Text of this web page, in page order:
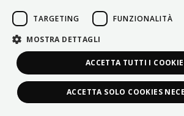
TARGETING FUNZIONALITÀ
MOSTRA DETTAGLI
ACCETTA TUTTI I
ACCETTA SOLO COOKIES